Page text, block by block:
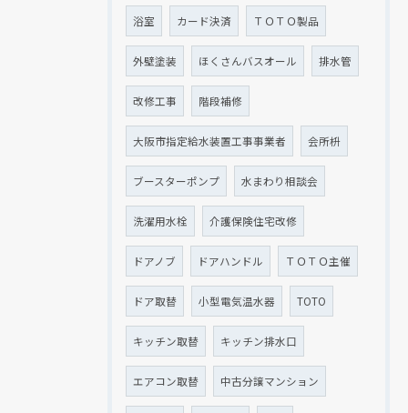
浴室 カード決済 ＴＯＴＯ製品
外壁塗装 ほくさんバスオール 排水管
改修工事 階段補修
大阪市指定給水装置工事事業者 会所枡
ブースターポンプ 水まわり相談会
洗濯用水栓 介護保険住宅改修
ドアノブ ドアハンドル ＴＯＴＯ主催
ドア取替 小型電気温水器 TOTO
キッチン取替 キッチン排水口
エアコン取替 中古分譲マンション